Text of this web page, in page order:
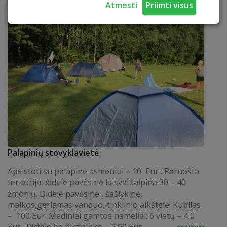
Atmesti Priimti visus
Palapinių stovyklavietė
Apsistoti su palapine asmeniui – 10 Eur . Paruošta
teritorija, didelė pavėsinė laisvai talpina 30 – 40
žmonių. Didelė pavėsinė , šašlykinė,
malkos,geriamas vanduo, tinklinio aikštelė. Kubilas
– 100 Eur. Mediniai gamtos nameliai: 6 vietų – 4 0